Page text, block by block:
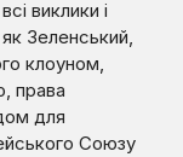
виклики і
Зеленський,
клоуном,
права
для
Союзу